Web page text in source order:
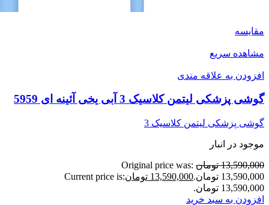
مقایسه
مشاهده سریع
افزودن به علاقه مندی
گوشی پزشکی لیتمن کلاسیک 3 آبی یخی آئینه ای 5959
گوشی پزشکی لیتمن کلاسیک 3
موجود در انبار
13,590,000 تومان
Original price was:
13,590,000 تومان.
13,590,000 تومان
Current price is:
13,590,000 تومان.
افزودن به سبد خرید